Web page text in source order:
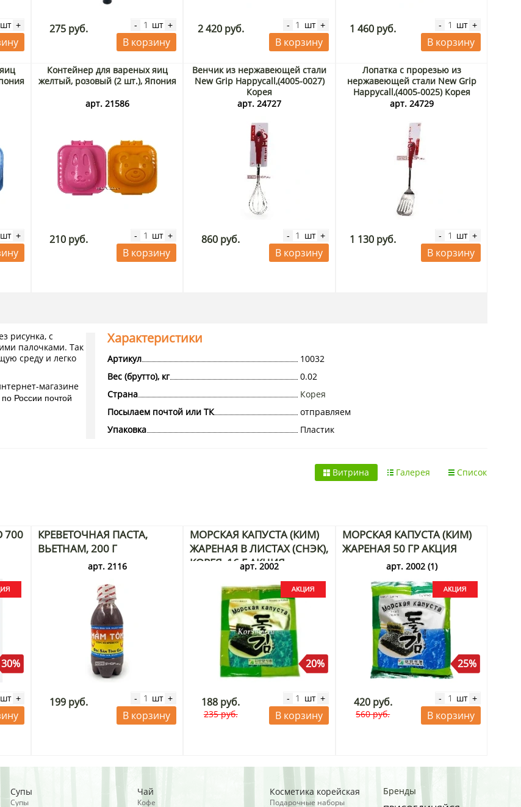
шт + 275 руб. - шт +
В корзину
2 420 руб. - шт +
В корзину
1 460 руб. - шт +
В корзину
шт +
Контейнер для вареных яиц
желтый, розовый (2 шт.), Япония
арт. 21586
210 руб. - шт +
В корзину
Венчик из нержавеющей стали
New Grip Happycall,(4005-0027)
Корея
арт. 24727
860 руб. - шт +
В корзину
Лопатка с прорезью из
нержавеющей стали New Grip
Happycall,(4005-0025) Корея
арт. 24729
1 130 руб. - шт +
В корзину
Характеристики
Артикул
10032
Вес (брутто), кг
0.02
Страна
Корея
Посылаем почтой или ТК
отправляем
Упаковка
Пластик
рисунка, с
палочками. Так
среду и легко
магазине
по России почтой
Список
Галерея
Витрина
700
30%
шт +
КРЕВЕТОЧНАЯ ПАСТА,
ВЬЕТНАМ, 200 Г
арт. 2116
199 руб. - шт +
В корзину
МОРСКАЯ КАПУСТА (КИМ)
ЖАРЕНАЯ В ЛИСТАХ (СНЭК),
КОРЕЯ, 16 Г АКЦИЯ
арт. 2002
20%
188 руб.
235 руб.
- шт +
В корзину
МОРСКАЯ КАПУСТА (КИМ)
ЖАРЕНАЯ 50 ГР АКЦИЯ
арт. 2002 (1)
25%
420 руб.
560 руб.
- шт +
В корзину
Супы
Супы
Чай
Кофе
Косметика корейская
Подарочные наборы
Бренды